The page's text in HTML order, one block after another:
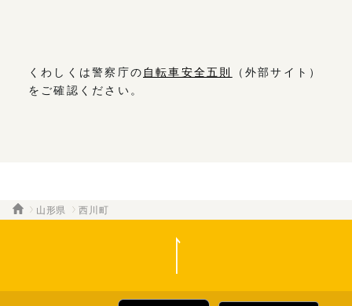
くわしくは警察庁の 自転車安全五則
（外部サイト）
をご確認ください。
山形県 西川町